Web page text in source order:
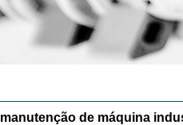
de máquina